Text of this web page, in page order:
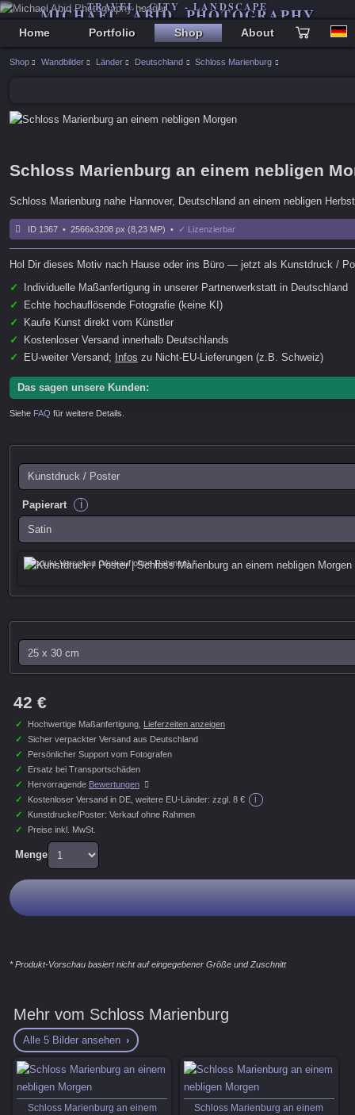
MICHAEL ABID PHOTOGRAPHY
TRAVEL - CITY - LANDSCAPE
Home Portfolio Shop About
Shop Wandbilder Länder Deutschland Schloss Marienburg
Schloss Marienburg an einem nebligen
Schloss Marienburg nahe Hannover, Deutschland an einem nebligen
ID 1367 • 2566x3208 px (8,23 MP) • ✓ Lizenzierbar
Hol Dir dieses Motiv nach Hause oder ins Büro — jetzt als Kunstdruck /
✓
Individuelle Maßanfertigung in unserer Partnerwerkstatt in Deutschland
✓
Echte hochauflösende Fotografie (keine KI)
✓
Kaufe Kunst direkt vom Künstler
✓
Kostenloser Versand innerhalb Deutschlands
✓
EU-weiter Versand; Infos zu Nicht-EU-Lieferungen (z.B. Schweiz)
Das sagen unsere Kunden:
Siehe FAQ für weitere Details.
Papierart i
Produkt-Vorschau (Verkauf ohne Rahmen) *
42 €
✓ Hochwertige Maßanfertigung, Lieferzeiten anzeigen
✓
Sicher verpackter Versand aus Deutschland
✓
Persönlicher Support vom Fotografen
✓
Ersatz bei Transportschäden
✓
Hervorragende Bewertungen
✓
Kostenloser Versand in DE, weitere EU-Länder: zzgl. 8 € i
✓
Kunstdrucke/Poster: Verkauf ohne Rahmen
✓
Preise inkl. MwSt.
Menge
* Produkt-Vorschau basiert nicht auf eingegebener Größe und Zuschnitt
Mehr vom Schloss Marienburg
Alle 5 Bilder ansehen
Schloss Marienburg an einem
Schloss Marienburg an einem